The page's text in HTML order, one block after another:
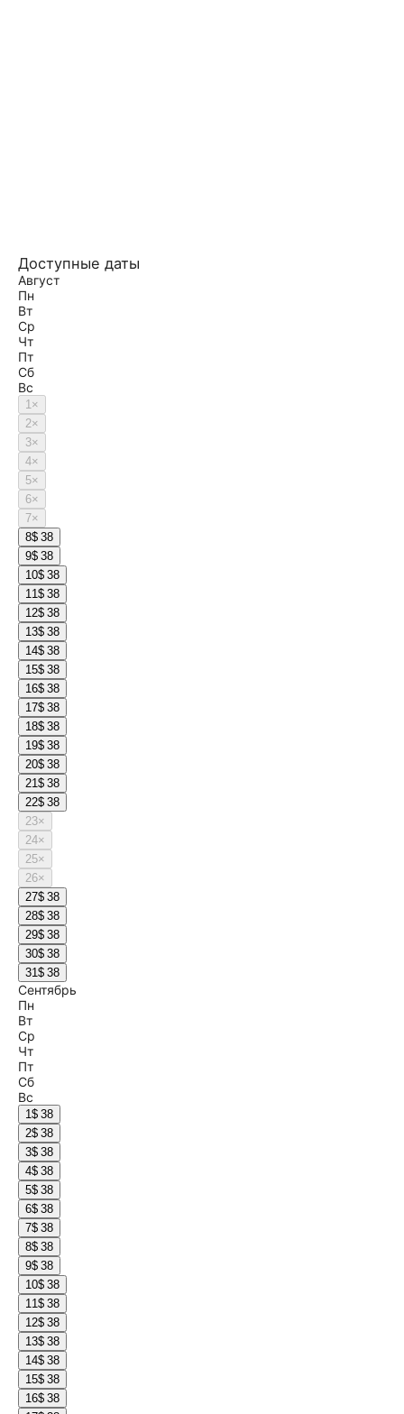
Доступные даты
Август
Пн
Вт
Ср
Чт
Пт
Сб
Вс
1×
2×
3×
4×
5×
6×
7×
8$ 38
9$ 38
10$ 38
11$ 38
12$ 38
13$ 38
14$ 38
15$ 38
16$ 38
17$ 38
18$ 38
19$ 38
20$ 38
21$ 38
22$ 38
23×
24×
25×
26×
27$ 38
28$ 38
29$ 38
30$ 38
31$ 38
Сентябрь
Пн
Вт
Ср
Чт
Пт
Сб
Вс
1$ 38
2$ 38
3$ 38
4$ 38
5$ 38
6$ 38
7$ 38
8$ 38
9$ 38
10$ 38
11$ 38
12$ 38
13$ 38
14$ 38
15$ 38
16$ 38